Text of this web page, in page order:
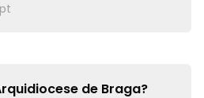
de Braga?